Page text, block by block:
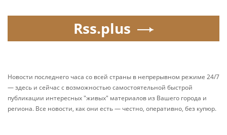
Rss.plus
Новости последнего часа со всей страны в непрерывном режиме 24/7
— здесь и сейчас с возможностью самостоятельной быстрой
публикации интересных "живых" материалов из Вашего города и
региона. Все новости, как они есть — честно, оперативно, без купюр.